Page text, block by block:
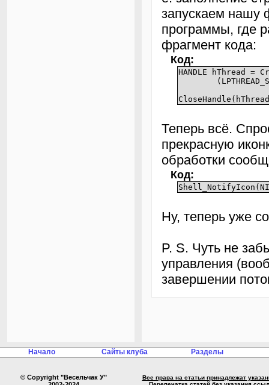
запускаем нашу
программы, где
фрагмент кода:
Код:
HANDLE hThread =
Теперь всё.
прекрасную
обработки
Код:
Ну, теперь уже
P. S. Чуть не
управления
завершении
Начало Сайты клуба Разделы
© Copyright "Весельчак У"
Все права на статьи принадлежат